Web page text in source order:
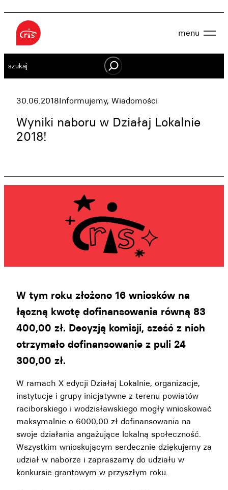
Przejdź
treści
menu
Aktualności
Wspieraj nas
OWES
Oferta
Szukaj
30.06.2018Informujemy, Wiadomości
Wyniki naboru w Działaj Lokalnie
2018!
W tym roku złożono 16 wniosków na
łączną kwotę dofinansowania równą 83
400,00 zł. Decyzją komisji, sześć z nich
otrzymało dofinansowanie z puli 24
300,00 zł.
W ramach X edycji Działaj Lokalnie, organizacje,
instytucje i grupy inicjatywne z terenu powiatów
raciborskiego i wodzisławskiego mogły wnioskować
maksymalnie o 6000,00 zł dofinansowania na
swoje działania angażujące lokalną społeczność.
Wszystkim wnioskującym serdecznie dziękujemy za
udział w naborze i zapraszamy do udziału w
konkursie grantowym w przyszłym roku.